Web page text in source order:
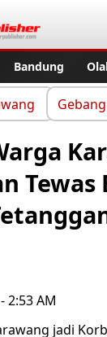
Bandung
Tewas
2:53 AM